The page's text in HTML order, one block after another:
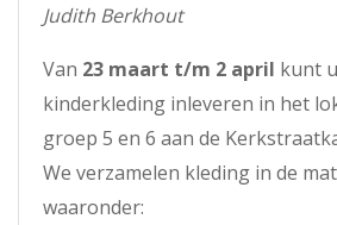
Judith Berkhout
Van 23 maart t/m 2 april kunt
kinderkleding inleveren in het
groep 5 en 6 aan de
We verzamelen kleding in de
waaronder: